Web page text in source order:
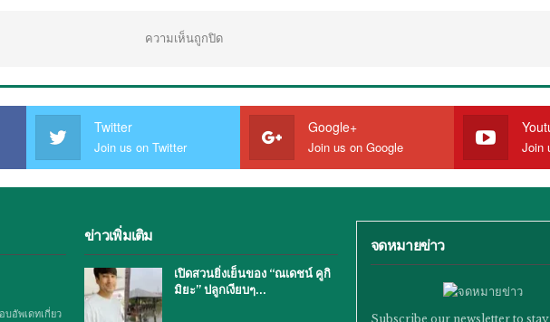
ความเห็นถูกปิด
Twitter
Join us on Twitter
Google+
Join us on Google Join
อัพเดทเกี่ยว
ข่าวเพิ่มเติม
เปิดสวนยิ่งเย็นของ “ณเดชน์ คูกิ
มิยะ” ปลูกเงียบๆ…
จดหมายข่าว
Subscribe our newsletter to stay